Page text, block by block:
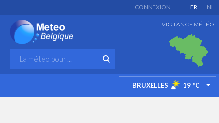
FR NL
CONNEXION
VIGILANCE MÉTÉO
BRUXELLES 19 °C